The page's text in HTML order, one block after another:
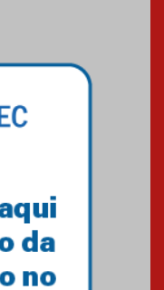
campanha
famílias em
ano ressalta o